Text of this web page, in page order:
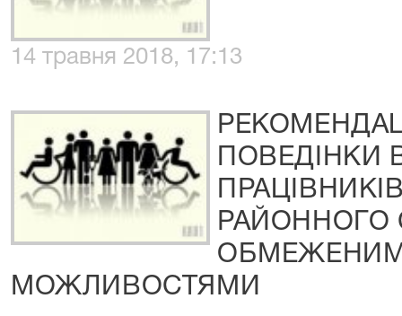
14 травня 2018, 17:13
ПОВЕДІНКИ
РАЙОННОГО
МОЖЛИВОСТЯМИ